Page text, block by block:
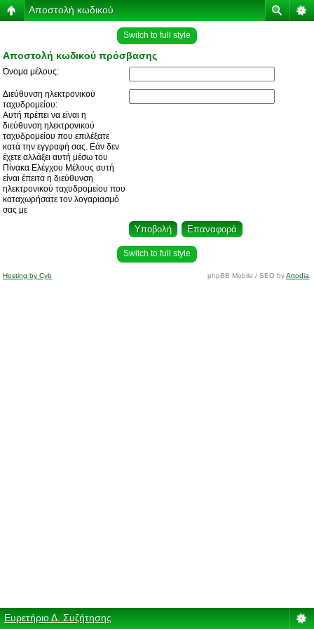
Αποστολή κωδικού
Switch to full style
Αποστολή κωδικού πρόσβασης
Όνομα μέλους:
Διεύθυνση ηλεκτρονικού
ταχυδρομείου:
Αυτή πρέπει να είναι η
διεύθυνση ηλεκτρονικού
ταχυδρομείου που επιλέξατε
κατά την εγγραφή σας. Εάν δεν
έχετε αλλάξει αυτή μέσω του
Πίνακα Ελέγχου Μέλους αυτή
είναι έπειτα η διεύθυνση
ηλεκτρονικού ταχυδρομείου που
καταχωρήσατε τον λογαριασμό
σας με
Switch to full style
Hosting by Cyb phpBB Mobile / SEO byArtodia
Ευρετήριο Δ. Συζήτησης